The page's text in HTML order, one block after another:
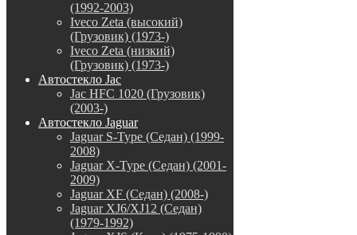
(1992-2003)
Iveco Zeta (высокий)
(Грузовик) (1973-)
Iveco Zeta (низкий)
(Грузовик) (1973-)
Автостекло Jac
Jac HFC 1020 (Грузовик)
(2003-)
Автостекло Jaguar
Jaguar S-Type (Седан) (1999-
2008)
Jaguar X-Type (Седан) (2001-
2009)
Jaguar XF (Седан) (2008-)
Jaguar XJ6/XJ12 (Седан)
(1979-1992)